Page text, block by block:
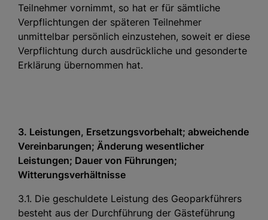
Teilnehmer vornimmt, so hat er für sämtliche
Verpflichtungen der späteren Teilnehmer
unmittelbar persönlich einzustehen, soweit er diese
Verpflichtung durch ausdrückliche und gesonderte
Erklärung übernommen hat.
3. Leistungen, Ersetzungsvorbehalt; abweichende
Vereinbarungen; Änderung wesentlicher
Leistungen; Dauer von Führungen;
Witterungsverhältnisse
3.1. Die geschuldete Leistung des Geoparkführers
besteht aus der Durchführung der Gästeführung